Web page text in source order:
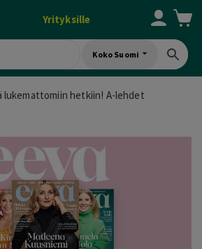
Yrityksille
Koko Suomi
lukemattomiin hetkiin! A-lehdet